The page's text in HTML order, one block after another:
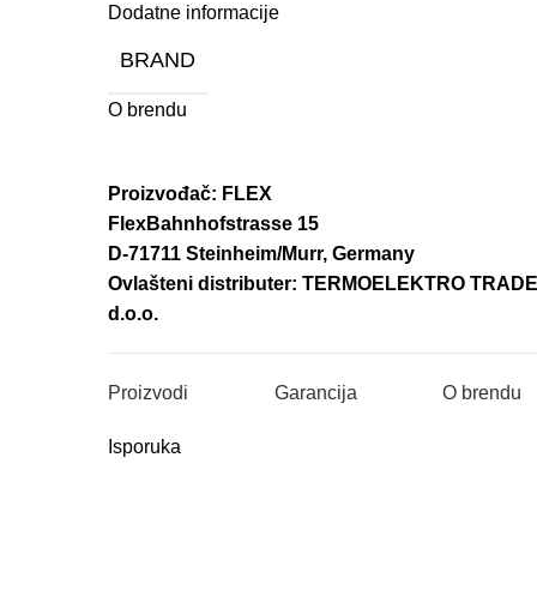
Dodatne informacije
BRAND
O brendu
Proizvođač: FLEX
FlexBahnhofstrasse 15
D-71711 Steinheim/Murr, Germany
Ovlašteni distributer: TERMOELEKTRO TRADE
d.o.o.
Proizvodi Garancija O brendu
Isporuka